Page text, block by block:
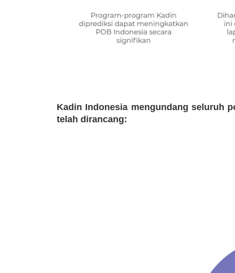
Kadin Indonesia mengundang seluruh
telah dirancang: